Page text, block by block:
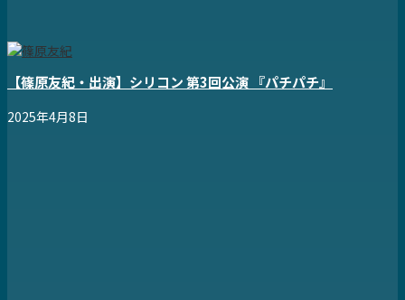
【篠原友紀・出演】シリコン 第3回公演 『パチパチ』
2025年4月8日